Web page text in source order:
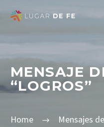
MENSAJE
“LOGROS”
Home
Mensajes